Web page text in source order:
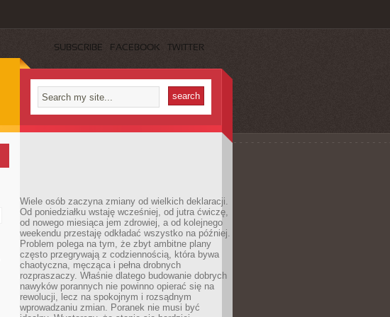
SUBSCRIBE FACEBOOK TWITTER
Wiele osób zaczyna zmiany od wielkich deklaracji.
Od poniedziałku wstaję wcześniej, od jutra ćwiczę,
od nowego miesiąca jem zdrowiej, a od kolejnego
weekendu przestaję odkładać wszystko na później.
Problem polega na tym, że zbyt ambitne plany
często przegrywają z codziennością, która bywa
chaotyczna, męcząca i pełna drobnych
rozpraszaczy. Właśnie dlatego budowanie dobrych
nawyków porannych nie powinno opierać się na
rewolucji, lecz na spokojnym i rozsądnym
wprowadzaniu zmian. Poranek nie musi być